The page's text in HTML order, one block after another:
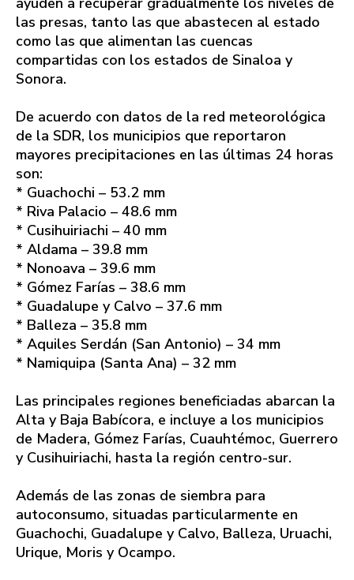
las presas, tanto las que abastecen al estado
como las que alimentan las cuencas
compartidas con los estados de Sinaloa y
Sonora.
De acuerdo con datos de la red meteorológica
de la SDR, los municipios que reportaron
mayores precipitaciones en las últimas 24 horas
son:
* Guachochi – 53.2 mm
* Riva Palacio – 48.6 mm
* Cusihuiriachi – 40 mm
* Aldama – 39.8 mm
* Nonoava – 39.6 mm
* Gómez Farías – 38.6 mm
* Guadalupe y Calvo – 37.6 mm
* Balleza – 35.8 mm
* Aquiles Serdán (San Antonio) – 34 mm
* Namiquipa (Santa Ana) – 32 mm
Las principales regiones beneficiadas abarcan la
Alta y Baja Babícora, e incluye a los municipios
de Madera, Gómez Farías, Cuauhtémoc, Guerrero
y Cusihuiriachi, hasta la región centro-sur.
Además de las zonas de siembra para
autoconsumo, situadas particularmente en
Guachochi, Guadalupe y Calvo, Balleza, Uruachi,
Urique, Moris y Ocampo.